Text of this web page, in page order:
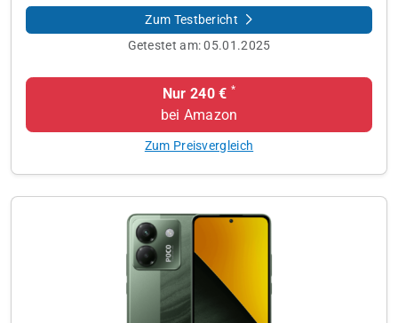
Zum Testbericht
Getestet am:05.01.2025
Nur 240 € *
bei Amazon
Zum Preisvergleich